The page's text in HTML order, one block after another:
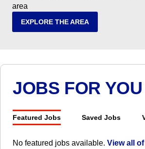
area
EXPLORE THE AREA
JOBS FOR YOU
Featured Jobs Saved Jobs
No featured jobs available. View all